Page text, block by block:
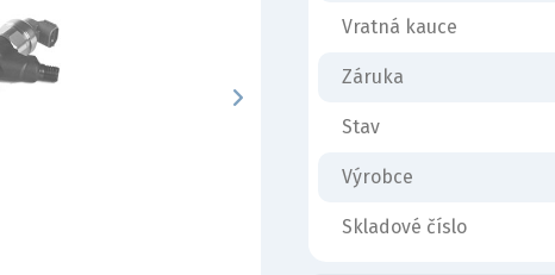
Vratná kauce
Záruka
Stav
Výrobce
Skladové číslo